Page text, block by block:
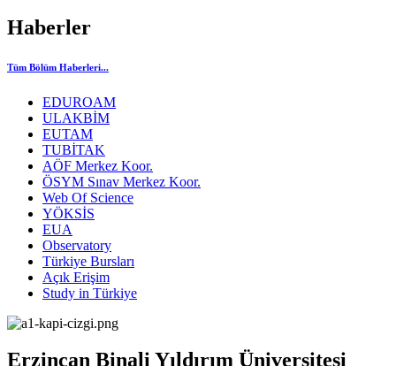
Haberler
Tüm Bölüm Haberleri...
EDUROAM
ULAKBİM
EUTAM
TUBİTAK
AÖF Merkez Koor.
ÖSYM Sınav Merkez Koor.
Web Of Science
YÖKSİS
EUA
Observatory
Türkiye Bursları
Açık Erişim
Study in Türkiye
Erzincan Binali Yıldırım Üniversitesi